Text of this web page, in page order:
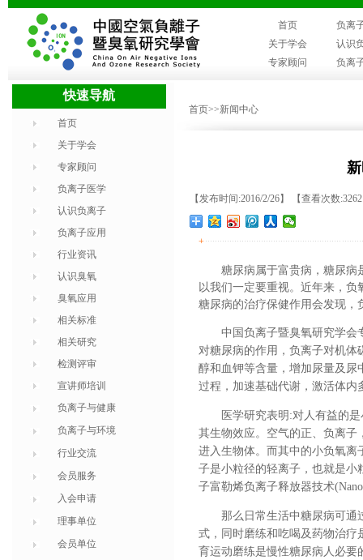
首页
负离
关于学会
认识
专家顾问
负离
快速导航
首页
关于学会
专家顾问
负离子医学
认识负离子
负离子应用
行业资讯
认识臭氧
臭氧应用
相关标准
相关研究
检测评审
宣讲师培训
负离子与健康
负离子与环境
行业交流
会员服务
入会申请
理事单位
会员单位
首页>>新闻中心
【发布时间:2016/2/26】 【查看次数
+
糖尿病属于富贵病，糖尿病
以我们一定要重视。近年来，
糖尿病的治疗保健作用会发现，
中国负离子暨臭氧研究学会
对糖尿病的作用，负离子对机体
醇和血钾等含量，增加尿量及尿
过程，加速基础代谢，激活体内
医学研究表明:对人有益的
其生物效应。空气的正、负离子
进入生物体。而其中的小负氧离
子是小粒径的轻离子，也就是小
子富勒烯负离子释放器技术
那么日常生活中糖尿病可通
式，同时磨练和吃喝及药物治疗
育运动磨练是慢性糖尿病人必